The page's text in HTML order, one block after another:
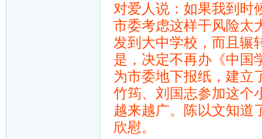
对爱人说：如果我到时
市委考虑这样干风险太
发到大中学校，而且辗
是，决定不再办《中国
为市委地下报纸，建立
竹筠、刘国志参加这个
越来越广。陈以文知道
欣慰。